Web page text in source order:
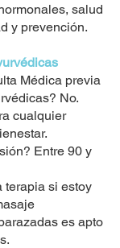
salud
y prevención.
Médica previa
No.
cualquier
Entre 90 y
terapia si estoy
es apto